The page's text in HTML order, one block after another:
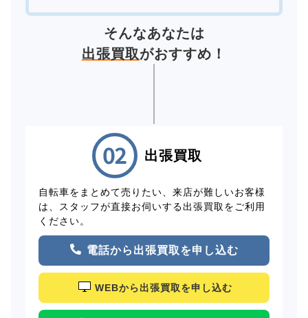
そんなあなたは
出張買取がおすすめ！
出張買取
自転車をまとめて売りたい、来店が難しいお客様
は、スタッフが直接お伺いする出張買取をご利用
ください。
電話から出張買取を申し込む
WEBから出張買取を申し込む